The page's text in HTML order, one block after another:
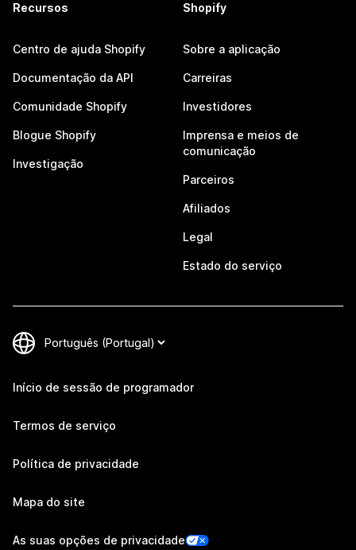
Recursos
Centro de ajuda Shopify
Documentação da API
Comunidade Shopify
Blogue Shopify
Investigação
Shopify
Sobre a aplicação
Carreiras
Investidores
Imprensa e meios de
comunicação
Parceiros
Afiliados
Legal
Estado do serviço
Início de sessão de programador
Termos de serviço
Política de privacidade
Mapa do site
As suas opções de privacidade